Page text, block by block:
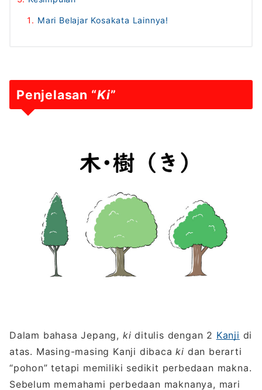
Mari Belajar Kosakata Lainnya!
Penjelasan “Ki”
Dalam bahasa Jepang, kiditulis dengan 2 Kanji di
atas. Masing-masing Kanji dibacaki dan berarti
“pohon” tetapi memiliki sedikit perbedaan makna.
Sebelum memahami perbedaan maknanya, mari